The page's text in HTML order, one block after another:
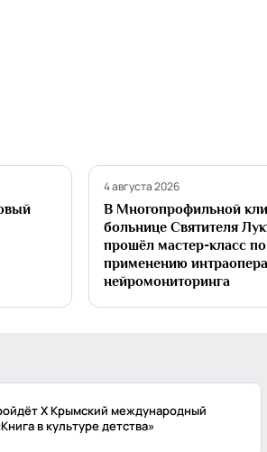
4 августа 2026
В Многопрофильной
больнице Святителя
прошёл мастер-класс по
применению
нейромониторинга
X Крымский международный
в культуре детства»